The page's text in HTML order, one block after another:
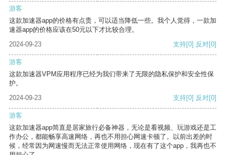
游客
这款加速器app的价格有点贵，可以适当降低一些。我个人觉得，一款加
速器app的价格应该在50元以下才比较合理。
2024-09-23
支持[0] 反对[0]
游客
这款加速器VPM应用程序已经为我们带来了无限的隐私保护和安全性保
护。
2024-09-23
支持[0] 反对[0]
游客
这款加速器app简直是居家旅行必备神器，无论是看视频、玩游戏还是工
作办公，都能畅享高速网络，再也不用担心网速卡顿了。以前出差的时
候，经常因为网速慢而无法正常使用网络，现在有了这个app，我再也不